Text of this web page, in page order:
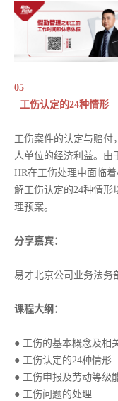
05
工伤认定的24种情形
工伤案件的认定与赔付
人单位的经济利益。由
HR在工伤处理中面临
解工伤认定的24种情形
理预案。
分享嘉宾：
易才北京公司业务法务
课程大纲：
● 工伤的基本概念及相
● 工伤认定的24种情形
● 工伤申报及劳动等级
● 工伤问题的处理